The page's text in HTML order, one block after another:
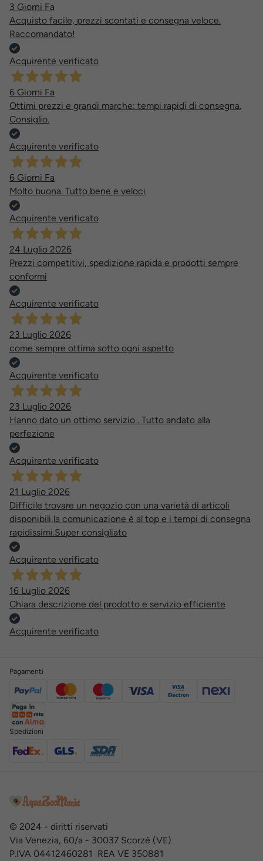
3 Giorni Fa
Acquisto facile, prezzi scontati e consegna veloce.
Raccomandato!
Acquirente verificato
6 Giorni Fa
Ottimi prezzi e grandi marche: tempi rapidi di consegna.
Consiglio.
Acquirente verificato
6 Giorni Fa
Molto buona. Tutto bene e veloci
Acquirente verificato
24 Luglio 2026
Prezzi competitivi, spedizione rapida e prodotti sempre
conformi
Acquirente verificato
23 Luglio 2026
come sempre ottima sotto ogni aspetto
Acquirente verificato
23 Luglio 2026
Hanno dato un ottimo servizio . Tutto andato alla
perfezione
Acquirente verificato
21 Luglio 2026
Difficile trovare un negozio con una varietà di articoli
disponibili,la comunicazione è al top e i tempi di consegna
rapidissimi.Super consigliato
Acquirente verificato
16 Luglio 2026
Chiara descrizione del prodotto e servizio efficiente
Acquirente verificato
Pagamenti
Spedizioni
© 2024 - diritti riservati
Via Venezia, 60/a - 30037 Scorzè (VE)
P.IVA 04412460281 REA VE 350881